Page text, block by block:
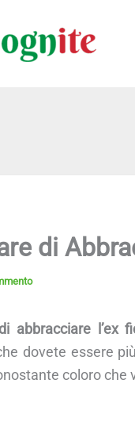
di
abbracciare l’ex
dovete essere
coloro che